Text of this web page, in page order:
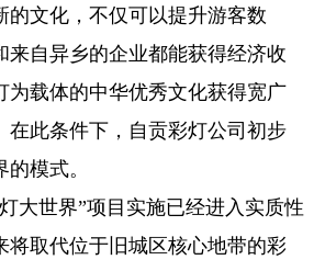
的文化，不仅可以提升游客数
来自异乡的企业都能获得经济收
为载体的中华优秀文化获得宽广
在此条件下，自贡彩灯公司初步
模式。
大世界”项目实施已经进入实质性
将取代位于旧城区核心地带的彩